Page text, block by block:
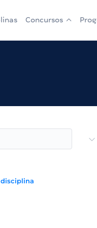
Concursos